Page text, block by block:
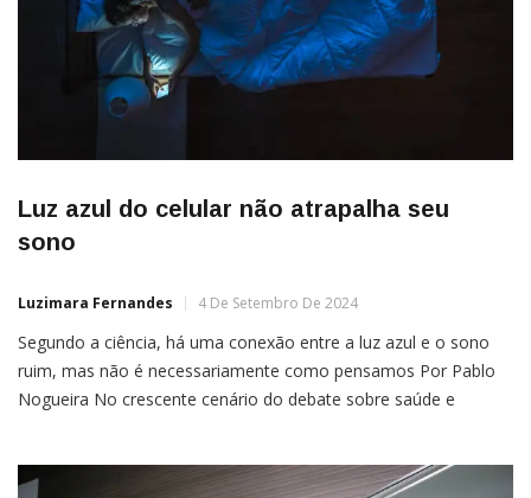
Luz azul do celular não atrapalha seu
sono
Luzimara Fernandes 4 De Setembro De 2024
Segundo a ciência, há uma conexão entre a luz azul e o sono
ruim, mas não é necessariamente como pensamos Por Pablo
Nogueira No crescente cenário do debate sobre saúde e
verdade […]